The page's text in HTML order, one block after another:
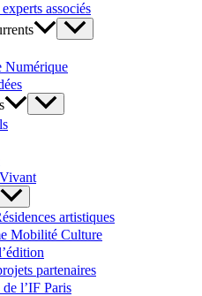
associés
Numérique
artistiques
Mobilité Culture
partenaires
l’IF Paris